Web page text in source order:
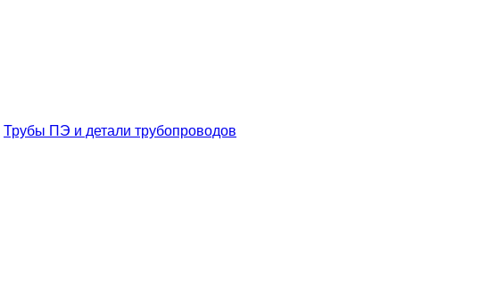
Трубы ПЭ и детали трубопроводов